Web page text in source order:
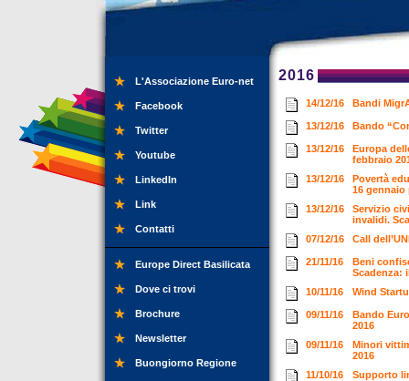
L'Associazione Euro-net
Facebook
Twitter
Youtube
LinkedIn
Link
Contatti
Europe Direct Basilicata
Dove ci trovi
Brochure
Newsletter
Buongiorno Regione
2016
14/12/16 Bandi
13/12/16 Bando
13/12/16
Europa
febbraio
13/12/16
Povertà
16 gennaio
13/12/16
Servizio
invalidi.
07/12/16
Call
21/11/16
Beni
Scadenza:
10/11/16
Wind
09/11/16
Bando
2016
09/11/16
Minori
2016
11/10/16
Supporto